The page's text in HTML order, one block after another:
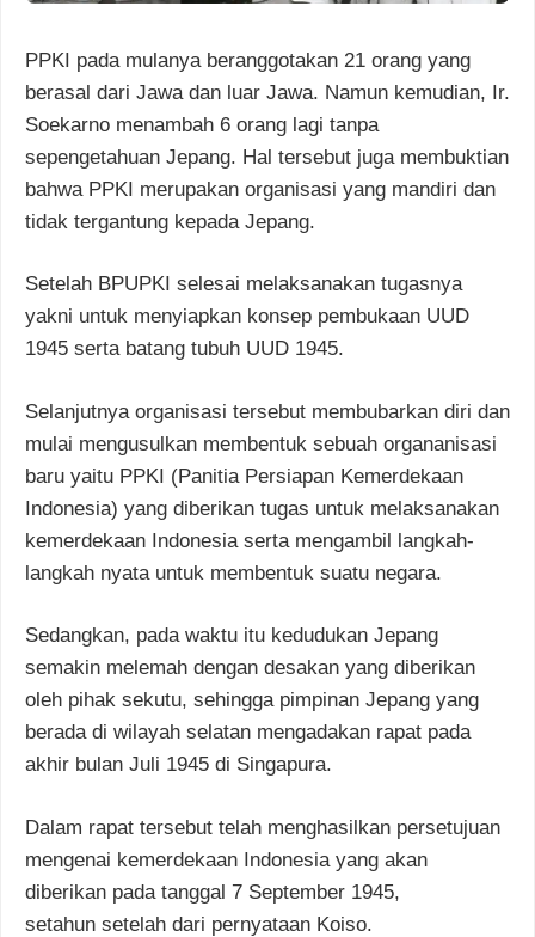
PPKI pada mulanya beranggotakan 21 orang yang
berasal dari Jawa dan luar Jawa. Namun kemudian, Ir.
Soekarno menambah 6 orang lagi tanpa
sepengetahuan Jepang. Hal tersebut juga membuktian
bahwa PPKI merupakan organisasi yang mandiri dan
tidak tergantung kepada Jepang.
Setelah BPUPKI selesai melaksanakan tugasnya
yakni untuk menyiapkan konsep pembukaan UUD
1945 serta batang tubuh UUD 1945.
Selanjutnya organisasi tersebut membubarkan diri dan
mulai mengusulkan membentuk sebuah organanisasi
baru yaitu PPKI (Panitia Persiapan Kemerdekaan
Indonesia) yang diberikan tugas untuk melaksanakan
kemerdekaan Indonesia serta mengambil langkah-
langkah nyata untuk membentuk suatu negara.
Sedangkan, pada waktu itu kedudukan Jepang
semakin melemah dengan desakan yang diberikan
oleh pihak sekutu, sehingga pimpinan Jepang yang
berada di wilayah selatan mengadakan rapat pada
akhir bulan Juli 1945 di Singapura.
Dalam rapat tersebut telah menghasilkan persetujuan
mengenai kemerdekaan Indonesia yang akan
diberikan pada tanggal 7 September 1945,
setahun setelah dari pernyataan Koiso.